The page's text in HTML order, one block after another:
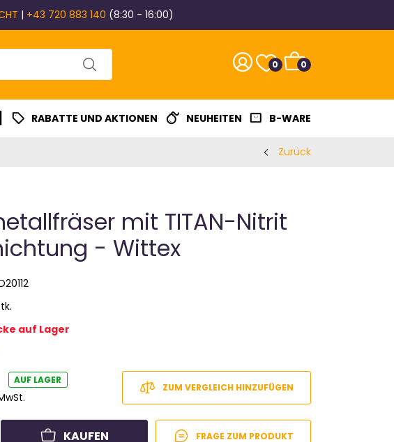
| +43 720 883 140 (8:30 - 16:00)
0 0
| RABATTE UND AKTIONEN NEUHEITEN B-WARE
Zurück
mit TITAN-Nitrit
- Wittex
auf Lager
AUF LAGER
ZUM VERGLEICH HINZUFÜGEN
KAUFEN FRAGE ZUM PRODUKT